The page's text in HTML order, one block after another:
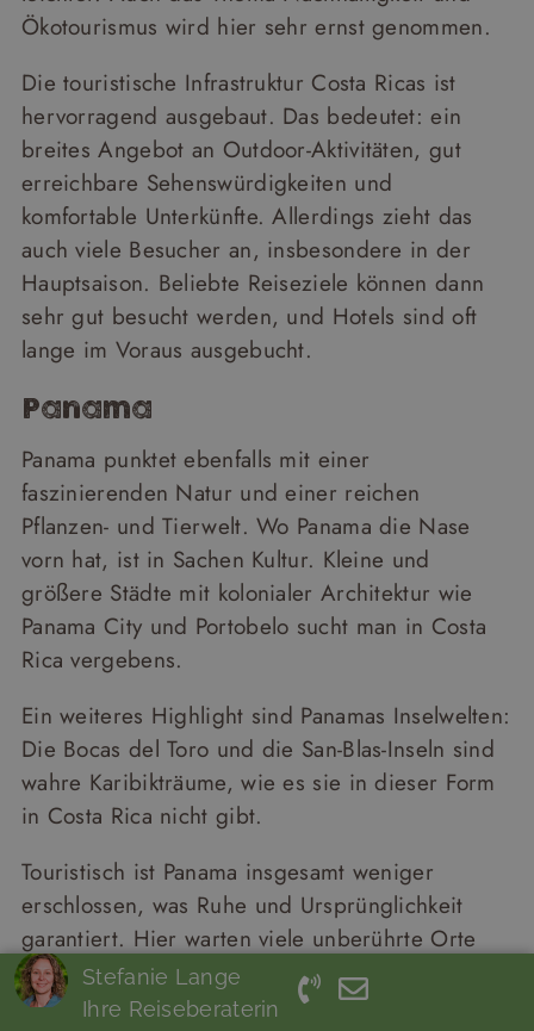
Ökotourismus wird hier sehr ernst genommen.
Die touristische Infrastruktur Costa Ricas ist
hervorragend ausgebaut. Das bedeutet: ein
breites Angebot an Outdoor-Aktivitäten, gut
erreichbare Sehenswürdigkeiten und
komfortable Unterkünfte. Allerdings zieht das
auch viele Besucher an, insbesondere in der
Hauptsaison. Beliebte Reiseziele können dann
sehr gut besucht werden, und Hotels sind oft
lange im Voraus ausgebucht.
Panama
Panama punktet ebenfalls mit einer
faszinierenden Natur und einer reichen
Pflanzen- und Tierwelt. Wo Panama die Nase
vorn hat, ist in Sachen Kultur. Kleine und
größere Städte mit kolonialer Architektur wie
Panama City und Portobelo sucht man in Costa
Rica vergebens.
Ein weiteres Highlight sind Panamas Inselwelten:
Die Bocas del Toro und die San-Blas-Inseln sind
wahre Karibikträume, wie es sie in dieser Form
in Costa Rica nicht gibt.
Touristisch ist Panama insgesamt weniger
erschlossen, was Ruhe und Ursprünglichkeit
garantiert. Hier warten viele unberührte Orte
darauf, entdeckt zu werden.
Stefanie Lange
Ihre Reiseberaterin